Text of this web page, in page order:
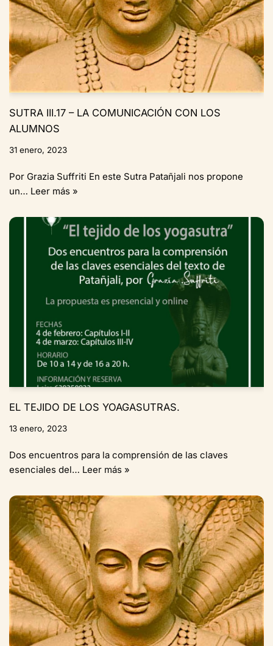
SUTRA III.17 – LA COMUNICACIÓN CON LOS
ALUMNOS
31 enero, 2023
Por Grazia Suffriti En este Sutra Patañjali nos propone
un… Leer más »
EL TEJIDO DE LOS YOAGASUTRAS.
13 enero, 2023
Dos encuentros para la comprensión de las claves
esenciales del… Leer más »